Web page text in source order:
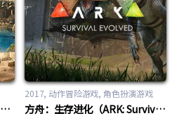
刺客信条：起源（Assassin’s Creed Origins）
2017 动作冒险游戏, 角色扮演游戏
方舟：生存进化（ARK: Survival Evolved）